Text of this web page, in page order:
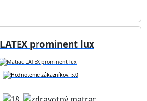
LATEX prominent lux